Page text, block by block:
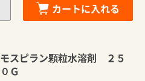
カートに入れる
モスピラン顆粒水溶剤 ２５
０Ｇ